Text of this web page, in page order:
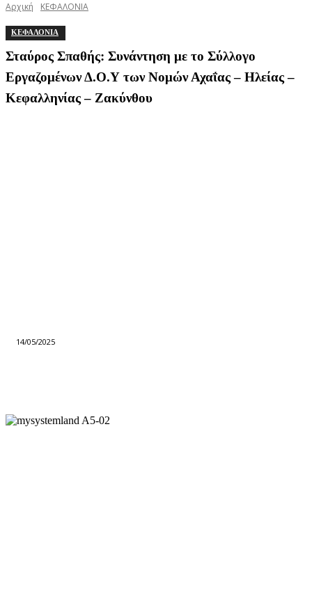
Αρχική ΚΕΦΑΛΟΝΙΑ
ΚΕΦΑΛΟΝΙΑ
Σταύρος Σπαθής: Συνάντηση με το Σύλλογο
Εργαζομένων Δ.Ο.Υ των Νομών Αχαΐας – Ηλείας –
Κεφαλληνίας – Ζακύνθου
14/05/2025